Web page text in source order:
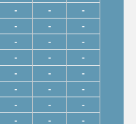
- - -
- - -
- - -
- - -
- - -
- - -
- - -
- - -